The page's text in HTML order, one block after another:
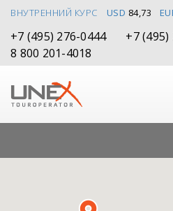
ВНУТРЕННИЙ КУРС USD 84,73
+7 (495) 276-0444
+7 (495)
8 800 201-4018